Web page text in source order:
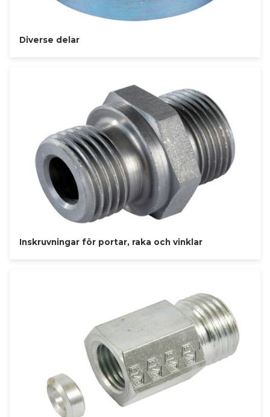
Diverse delar
Inskruvningar för portar, raka och vinklar